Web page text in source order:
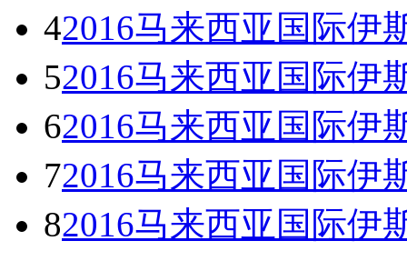
42016马来西亚国际伊
52016马来西亚国际伊
62016马来西亚国际伊
72016马来西亚国际伊
82016马来西亚国际伊